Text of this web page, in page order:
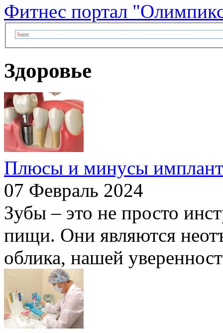
Фитнес портал
Здоровье
Плюсы и минусы
07 Февраль 2024
Зубы – это не просто
пищи. Они являются
облика, нашей